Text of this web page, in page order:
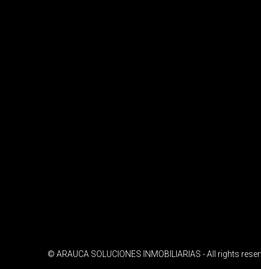
© ARAUCA SOLUCIONES INMOBILIARIAS - All rights